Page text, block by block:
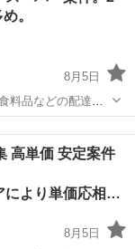
。
8月5日
料品などの配達に
間も多く取れると
14時。14時〜16
高単価 安定案件
1枚3円から（枚数・エリアにより単価応相談）
8月5日